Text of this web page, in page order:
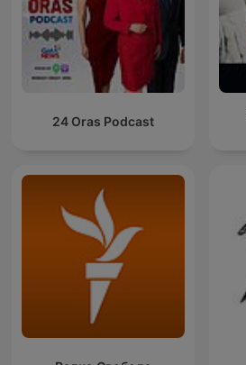
24 Oras Podcast